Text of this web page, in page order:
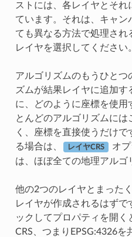
ストには、各レイヤとそれ
ています。それは、キャ
ても異なる方法で処理さ
レイヤを選択してください。
アルゴリズムのもうひとつ
ズムが結果レイヤに追加
に、どのように座標を使用
とんどのアルゴリズムに
く、座標を直接使うだけ
る場合は、
レイヤCRS
オ
は、ほぼ全ての地理アルゴ
他の2つのレイヤとまった
レイヤが作成されるはず
ックしてプロパティを開く
CRS、つまりEPSG:4326を